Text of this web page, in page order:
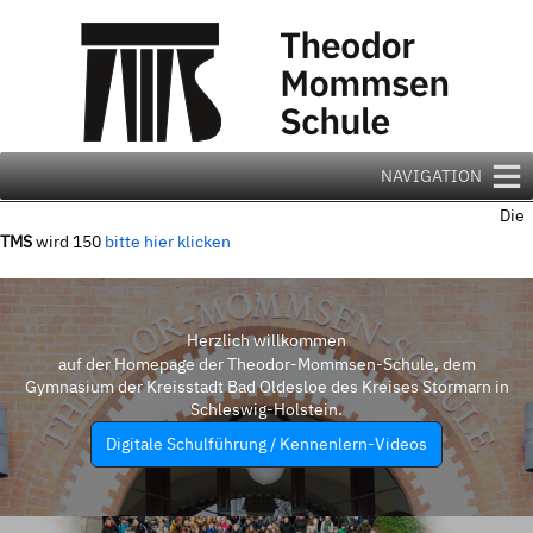
NAVIGATION
Die
TMSwird 150 bitte hier klicken
Herzlich willkommen
auf der Homepage der Theodor-Mommsen-Schule, dem
Gymnasium der Kreisstadt Bad Oldesloe des Kreises Stormarn in
Schleswig-Holstein.
Digitale Schulführung / Kennenlern-Videos